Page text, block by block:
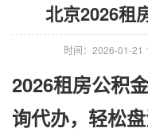
北京2026租
时间：2026-01-21
2026租房公积
询代办，轻松